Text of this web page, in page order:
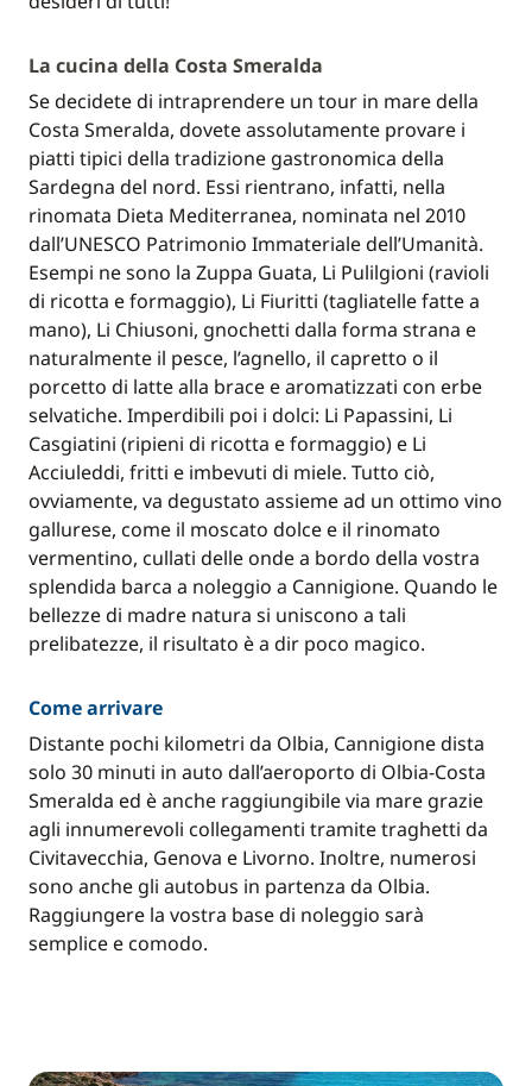
La cucina della Costa Smeralda
Se decidete di intraprendere un tour in mare della
Costa Smeralda, dovete assolutamente provare i
piatti tipici della tradizione gastronomica della
Sardegna del nord. Essi rientrano, infatti, nella
rinomata Dieta Mediterranea, nominata nel 2010
dall’UNESCO Patrimonio Immateriale dell’Umanità.
Esempi ne sono la Zuppa Guata, Li Pulilgioni (ravioli
di ricotta e formaggio), Li Fiuritti (tagliatelle fatte a
mano), Li Chiusoni, gnochetti dalla forma strana e
naturalmente il pesce, l’agnello, il capretto o il
porcetto di latte alla brace e aromatizzati con erbe
selvatiche. Imperdibili poi i dolci: Li Papassini, Li
Casgiatini (ripieni di ricotta e formaggio) e Li
Acciuleddi, fritti e imbevuti di miele. Tutto ciò,
ovviamente, va degustato assieme ad un ottimo vino
gallurese, come il moscato dolce e il rinomato
vermentino, cullati delle onde a bordo della vostra
splendida barca a noleggio a Cannigione. Quando le
bellezze di madre natura si uniscono a tali
prelibatezze, il risultato è a dir poco magico.
Come arrivare
Distante pochi kilometri da Olbia, Cannigione dista
solo 30 minuti in auto dall’aeroporto di Olbia-Costa
Smeralda ed è anche raggiungibile via mare grazie
agli innumerevoli collegamenti tramite traghetti da
Civitavecchia, Genova e Livorno. Inoltre, numerosi
sono anche gli autobus in partenza da Olbia.
Raggiungere la vostra base di noleggio sarà
semplice e comodo.